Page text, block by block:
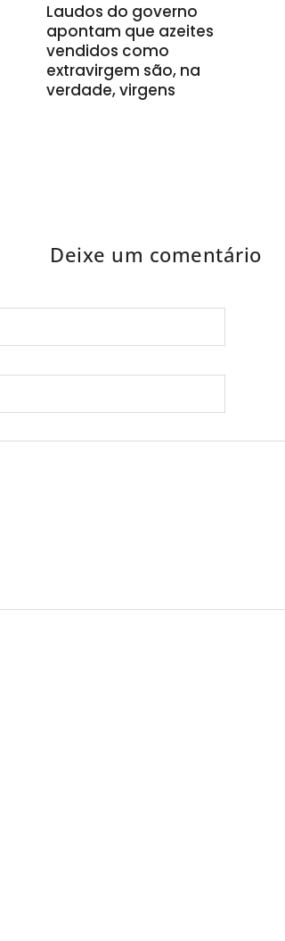
Laudos do governo
apontam que azeites
vendidos como
extravirgem são, na
verdade, virgens
Deixe um comentário